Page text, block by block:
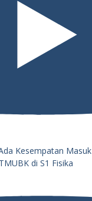
Kesempatan Masuk
di S1 Fisika